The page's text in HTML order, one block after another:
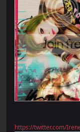
https://twitter.com/